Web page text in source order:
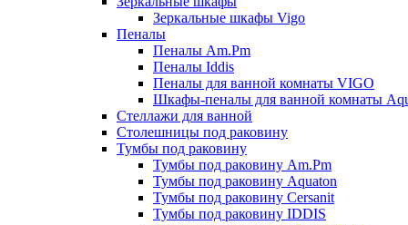
Зеркальные шкафы Vigo
Пеналы
Пеналы Am.Pm
Пеналы Iddis
Пеналы для ванной комнаты VIGO
Шкафы-пеналы для ванной комнаты
Стеллажи для ванной
Столешницы под раковину
Тумбы под раковину
Тумбы под раковину Am.Pm
Тумбы под раковину Aquaton
Тумбы под раковину Cersanit
Тумбы под раковину IDDIS